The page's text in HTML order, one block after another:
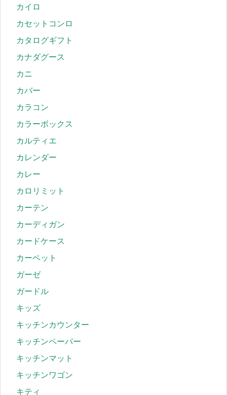
カイロ
カセットコンロ
カタログギフト
カナダグース
カニ
カバー
カラコン
カラーボックス
カルティエ
カレンダー
カレー
カロリミット
カーテン
カーディガン
カードケース
カーペット
ガーゼ
ガードル
キッズ
キッチンカウンター
キッチンペーパー
キッチンマット
キッチンワゴン
キティ